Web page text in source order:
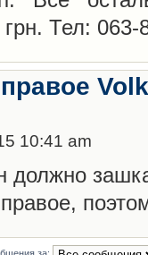
Тел: 063-
10:41 am
должно